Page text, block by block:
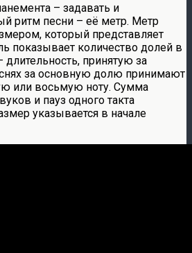
– задавать и
ритм песни – её метр. Метр
который представляет
показывает количество долей в
длительность, принятую за
за основную долю принимают
или восьмую ноту. Сумма
и пауз одного такта
указывается в начале